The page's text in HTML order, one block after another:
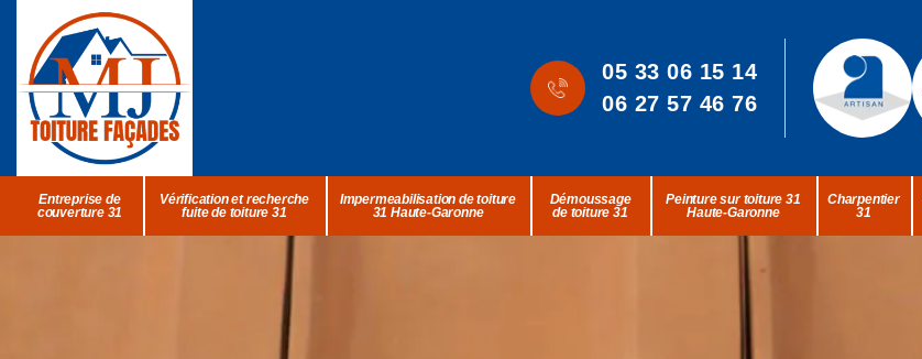
05 33 06 15 14
06 27 57 46 76
Entreprise de
couverture 31
Vérification et recherche
fuite de toiture 31
Impermeabilisation de toiture
31 Haute-Garonne
Démoussage
de toiture 31
Peinture sur toiture 31
Haute-Garonne
Charpentier
31